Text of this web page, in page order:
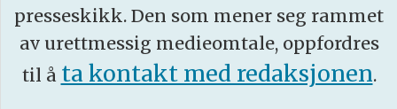
presseskikk. Den som mener seg rammet
av urettmessig medieomtale, oppfordres
til å ta kontakt med redaksjonen.